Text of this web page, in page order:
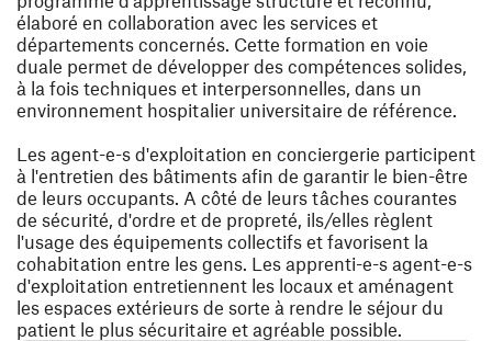
élaboré en collaboration avec les services et
départements concernés. Cette formation en voie
duale permet de développer des compétences solides,
à la fois techniques et interpersonnelles, dans un
environnement hospitalier universitaire de référence.
Les agent-e-s d'exploitation en conciergerie participent
à l'entretien des bâtiments afin de garantir le bien-être
de leurs occupants. A côté de leurs tâches courantes
de sécurité, d'ordre et de propreté, ils/elles règlent
l'usage des équipements collectifs et favorisent la
cohabitation entre les gens. Les apprenti-e-s agent-e-s
d'exploitation entretiennent les locaux et aménagent
les espaces extérieurs de sorte à rendre le séjour du
patient le plus sécuritaire et agréable possible.